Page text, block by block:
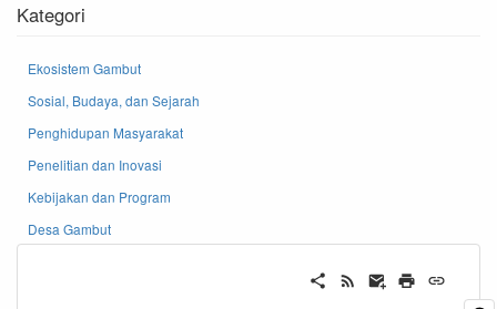
Kategori
Ekosistem Gambut
Sosial, Budaya, dan Sejarah
Penghidupan Masyarakat
Penelitian dan Inovasi
Kebijakan dan Program
Desa Gambut